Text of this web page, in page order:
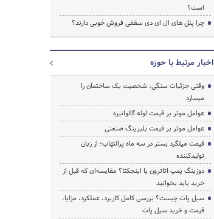
است؟
چرا پنل های ال ای دی سقفی فروش خوبی دارند؟
اخبار مرتبط با حوزه
وقتی جزئیات سنگی، شخصیت یک ساختمان را
میسازد
عوامل موثر بر قیمت لوله گالوانیزه
عوامل موثر بر قیمت بلبرینگ صنعتی
قیمت میلگرد بستر در سه ماه پرالتهاب؛ از زبان
تولیدکننده
دوزینگ پمپ اتاترون یا اینجکتا؟ مقایسه‌ای که قبل از
خرید باید بخوانید
سیل پات چیست؟ بررسی کامل کاربرد، عملکرد، مزایا،
قیمت و خرید سیل پات